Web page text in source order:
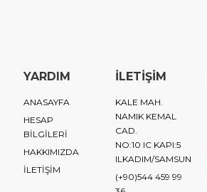
YARDIM
ANASAYFA
HESAP
BİLGİLERİ
HAKKIMIZDA
İLETİŞİM
İLETİŞİM
KALE MAH.
NAMIK KEMAL
CAD.
NO:10 IC KAPI:5
ILKADIM/SAMSUN
(+90)544 459 99